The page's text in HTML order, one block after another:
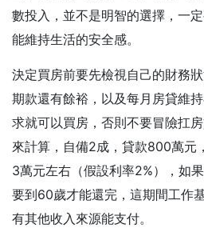
數投入，並不是明智的選擇，一
能維持生活的安全感。
決定買房前要先檢視自己的財務
期款還有餘裕，以及每月房貸維
求就可以買房，否則不要冒險扛
來計算，自備2成，貸款800萬元
3萬元左右（假設利率2%），如
要到60歲才能還完，這期間工作
有其他收入來源能支付。